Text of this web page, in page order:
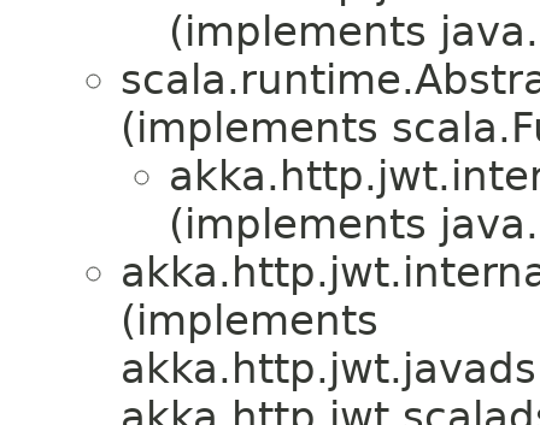
(implements
(implements
(implements
(implements